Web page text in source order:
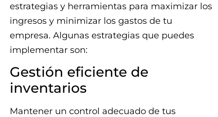
estrategias y herramientas para maximizar los
ingresos y minimizar los gastos de tu
empresa. Algunas estrategias que puedes
implementar son:
Gestión eficiente de
inventarios
Mantener un control adecuado de tus